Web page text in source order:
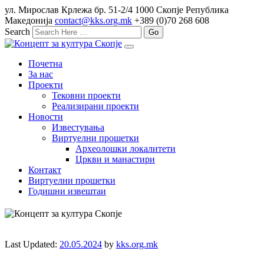
ул. Мирослав Крлежа бр. 51-2/4 1000 Скопје Република
Македонија contact@kks.org.mk +389 (0)70 268 608
Search
Почетна
За нас
Проекти
Тековни проекти
Реализирани проекти
Новости
Известувања
Виртуелни прошетки
Археолошки локалитети
Цркви и манастири
Контакт
Виртуелни прошетки
Годишни извештаи
Last Updated: 20.05.2024 by kks.org.mk